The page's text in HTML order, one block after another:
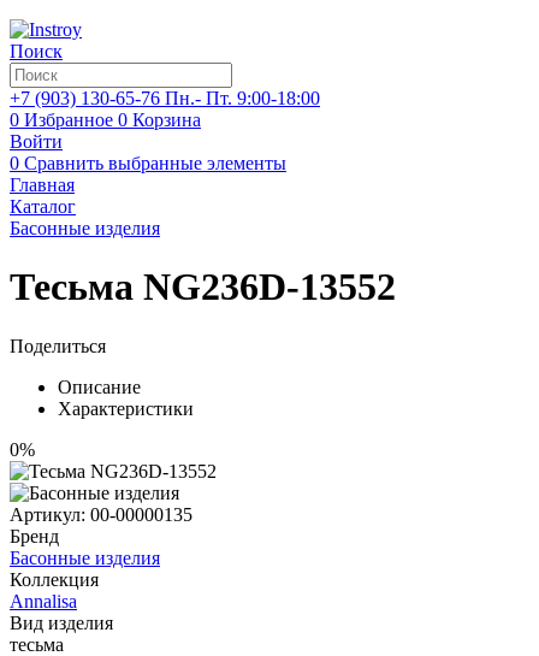
Поиск
+7 (903) 130-65-76 Пн.- Пт. 9:00-18:00
0 Избранное 0 Корзина
Войти
0 Сравнить выбранные элементы
Главная
Каталог
Басонные изделия
Тесьма NG236D-13552
Поделиться
Описание
Характеристики
0%
Артикул: 00-00000135
Бренд
Басонные изделия
Коллекция
Annalisa
Вид изделия
тесьма